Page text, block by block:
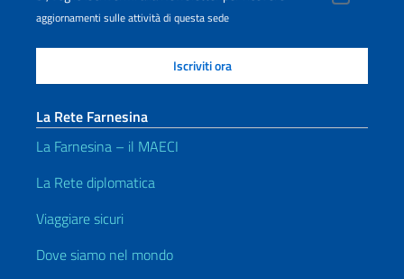
aggiornamenti sulle attività di questa sede
La Rete Farnesina
La Farnesina – il MAECI
La Rete diplomatica
Viaggiare sicuri
Dove siamo nel mondo